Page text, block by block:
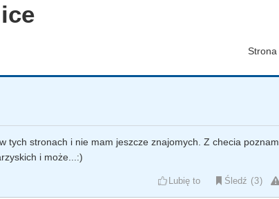
Strona
tych stronach i nie mam jeszcze znajomych. Z checia poznam
i może...:)
Lubię to Śledź 3